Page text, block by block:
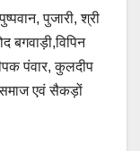
पुजारी, श्री
बगवाड़ी,विपिन
पंवार, कुलदीप
समाज एवं सैकड़ों